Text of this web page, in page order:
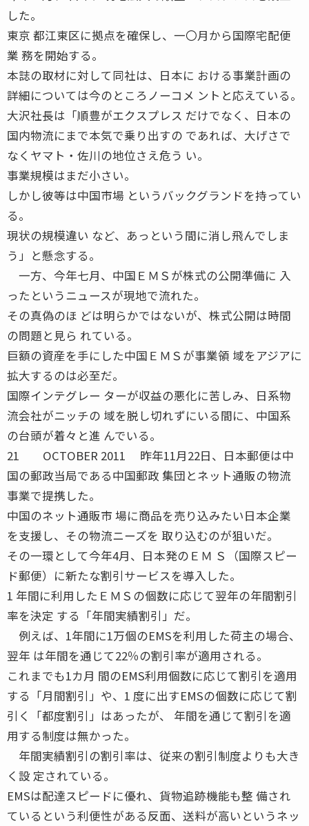
した。
東京 都江東区に拠点を確保し、一〇月から国際宅配便
業 務を開始する。
本誌の取材に対して同社は、日本に おける事業計画の
詳細については今のところノーコメ ントと応えている。
大沢社長は「順豊がエクスプレス だけでなく、日本の
国内物流にまで本気で乗り出すの であれば、大げさで
なくヤマト・佐川の地位さえ危う い。
事業規模はまだ小さい。
しかし彼等は中国市場 というバックグランドを持ってい
る。
現状の規模違い など、あっという間に消し飛んでしま
う」と懸念する。
一方、今年七月、中国ＥＭＳが株式の公開準備に 入
ったというニュースが現地で流れた。
その真偽のほ どは明らかではないが、株式公開は時間
の問題と見ら れている。
巨額の資産を手にした中国ＥＭＳが事業領 域をアジアに
拡大するのは必至だ。
国際インテグレー ターが収益の悪化に苦しみ、日系物
流会社がニッチの 域を脱し切れずにいる間に、中国系
の台頭が着々と進 んでいる。
21 OCTOBER 2011 昨年11月22日、日本郵便は中
国の郵政当局である中国郵政 集団とネット通販の物流
事業で提携した。
中国のネット通販市 場に商品を売り込みたい日本企業
を支援し、その物流ニーズを 取り込むのが狙いだ。
その一環として今年4月、日本発のＥＭ Ｓ（国際スピー
ド郵便）に新たな割引サービスを導入した。
1 年間に利用したＥＭＳの個数に応じて翌年の年間割引
率を決定 する「年間実績割引」だ。
例えば、1年間に1万個のEMSを利用した荷主の場合、
翌年 は年間を通じて22％の割引率が適用される。
これまでも1カ月 間のEMS利用個数に応じて割引を適用
する「月間割引」や、1 度に出すEMSの個数に応じて割
引く「都度割引」はあったが、 年間を通じて割引を適
用する制度は無かった。
年間実績割引の割引率は、従来の割引制度よりも大き
く設 定されている。
EMSは配達スピードに優れ、貨物追跡機能も整 備され
ているという利便性がある反面、送料が高いというネッ